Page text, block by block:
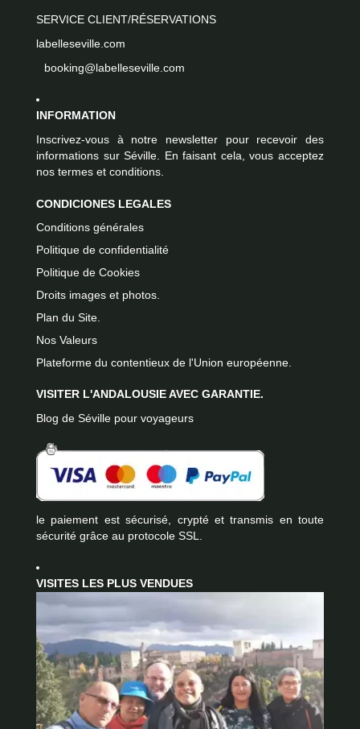
SERVICE CLIENT/RÉSERVATIONS
labelleseville.com
booking@labelleseville.com
INFORMATION
Inscrivez-vous à notre newsletter pour recevoir des
informations sur Séville. En faisant cela, vous acceptez
nos termes et conditions.
CONDICIONES LEGALES
Conditions générales
Politique de confidentialité
Politique de Cookies
Droits images et photos.
Plan du Site.
Nos Valeurs
Plateforme du contentieux de l'Union européenne.
VISITER L'ANDALOUSIE AVEC GARANTIE.
Blog de Séville pour voyageurs
le paiement est sécurisé, crypté et transmis en toute
sécurité grâce au protocole SSL.
VISITES LES PLUS VENDUES